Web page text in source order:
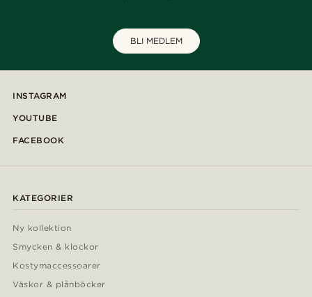
BLI MEDLEM
INSTAGRAM
YOUTUBE
FACEBOOK
KATEGORIER
Ny kollektion
Smycken & klockor
Kostymaccessoarer
Väskor & plånböcker